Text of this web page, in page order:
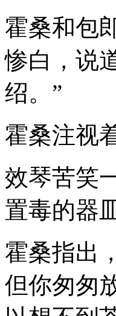
霍桑和包
惨白，说
绍。”
霍桑注视
效琴苦笑
置毒的器
霍桑指出
但你匆匆